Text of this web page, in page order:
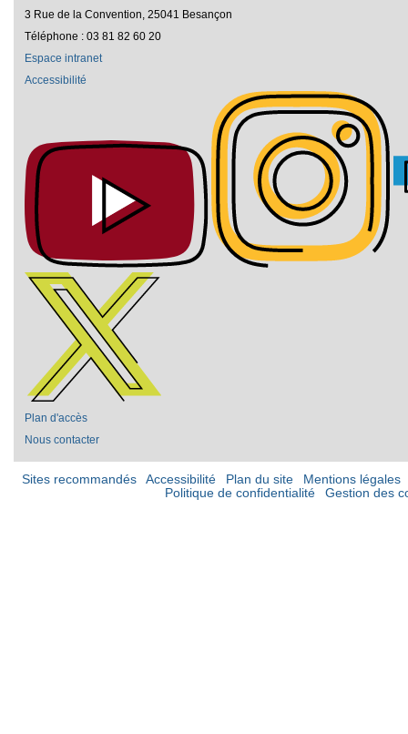
3 Rue de la Convention, 25041 Besançon
Téléphone : 03 81 82 60 20
Espace intranet
Accessibilité
Plan d'accès
Nous contacter
Sites recommandés Accessibilité Plan du site
Mentions légales
Politique de confidentialité
Gestion des